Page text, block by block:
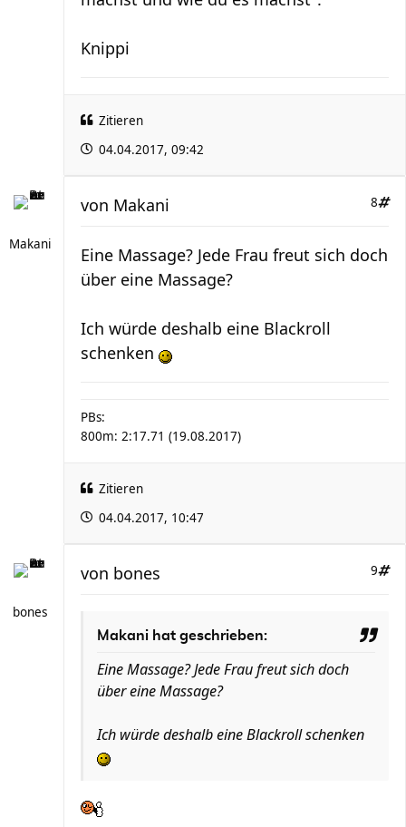
Knippi
Zitieren
04.04.2017, 09:42
Makani
8
von Makani
Eine Massage? Jede Frau freut sich doch
über eine Massage?
Ich würde deshalb eine Blackroll
schenken
PBs:
800m: 2:17.71 (19.08.2017)
Zitieren
04.04.2017, 10:47
bones
9
von bones
Makani hat geschrieben:
Eine Massage? Jede Frau freut sich doch
über eine Massage?
Ich würde deshalb eine Blackroll schenken